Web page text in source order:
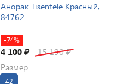
Анорак Tisentele Красный,
84762
-74%
4 100 ₽ 15 190₽
Размер
42